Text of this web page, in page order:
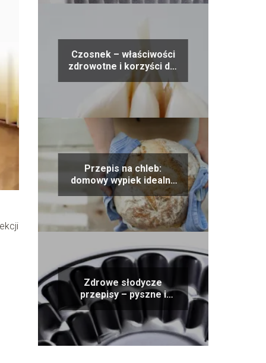
Czosnek – właściwości
zdrowotne i korzyści dla
organizmu
Przepis na chleb:
domowy wypiek idealny
dla każdej rodziny
Zdrowe słodycze
przepisy – pyszne i
niskokaloryczne
alternatywy